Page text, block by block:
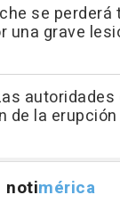
se perderá
una grave
autoridades
de la
notimérica